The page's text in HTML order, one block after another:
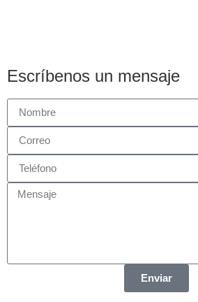
Escríbenos un mensaje
Enviar